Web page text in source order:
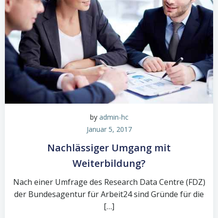
by admin-hc
Januar 5, 2017
Nachlässiger Umgang mit
Weiterbildung?
Nach einer Umfrage des Research Data Centre (FDZ)
der Bundesagentur für Arbeit24 sind Gründe für die
[…]